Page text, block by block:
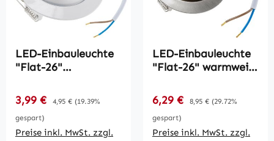
LED-Einbauleuchte
"Flat-26"
80x26mm, 3W,
390lm, weißes
Gehäuse
Verkaufspreis:
3,99 € Regulärer Preis:
4,95 € (19.39%
gespart)
Preise inkl. MwSt. zzgl.
LED-Einbauleuchte
"Flat-26" warmweiß
370lm, Edelstahl
gebürstet
Verkaufspreis:
6,29 € Regulärer Preis:
8,95 € (29.72%
gespart)
Preise inkl. MwSt. zzgl.